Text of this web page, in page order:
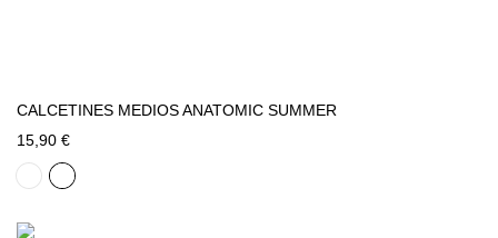
CALCETINES MEDIOS ANATOMIC SUMMER
15,90 €